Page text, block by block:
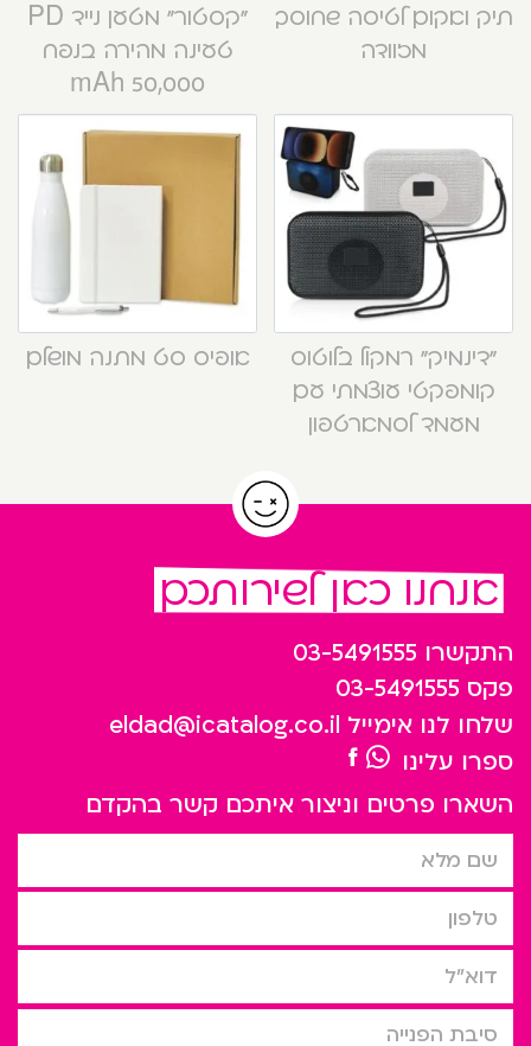
תיק ואקום לטיסה שחוסך
מזוודה
“קסטור” מטען נייד PD
טעינה מהירה בנפח
50,000 mAh
“דינמיק” רמקול בלוטוס
קומפקטי עוצמתי עם
מעמד לסמארטפון
אופיס סט מתנה מושלם
אנחנו כאן לשירותכם
התקשרו 03-5491555
פקס 03-5491555
שלחו לנו אימייל eldad@icatalog.co.il
ספרו עלינו
השארו פרטים וניצור איתכם קשר בהקדם
שם מלא
טלפון
דוא”ל
סיבת הפניה